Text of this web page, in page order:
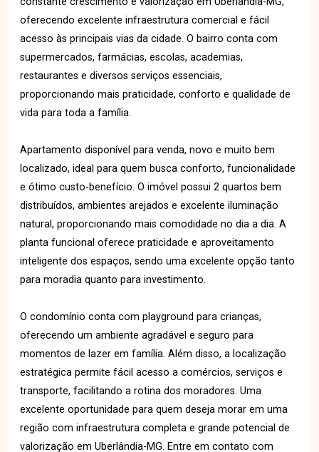
oferecendo excelente infraestrutura comercial e fácil
acesso às principais vias da cidade. O bairro conta com
supermercados, farmácias, escolas, academias,
restaurantes e diversos serviços essenciais,
proporcionando mais praticidade, conforto e qualidade de
vida para toda a família.
Apartamento disponível para venda, novo e muito bem
localizado, ideal para quem busca conforto, funcionalidade
e ótimo custo-benefício. O imóvel possui 2 quartos bem
distribuídos, ambientes arejados e excelente iluminação
natural, proporcionando mais comodidade no dia a dia. A
planta funcional oferece praticidade e aproveitamento
inteligente dos espaços, sendo uma excelente opção tanto
para moradia quanto para investimento.
O condomínio conta com playground para crianças,
oferecendo um ambiente agradável e seguro para
momentos de lazer em família. Além disso, a localização
estratégica permite fácil acesso a comércios, serviços e
transporte, facilitando a rotina dos moradores. Uma
excelente oportunidade para quem deseja morar em uma
região com infraestrutura completa e grande potencial de
valorização em Uberlândia-MG. Entre em contato com